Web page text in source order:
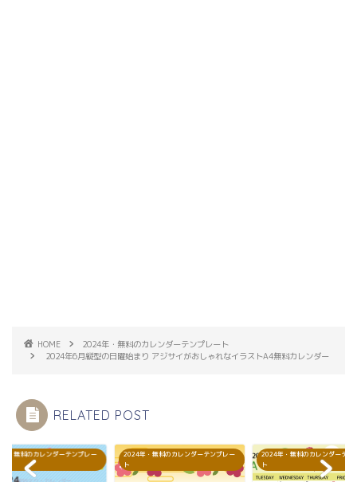
HOME
2024年・無料のカレンダーテンプレート
2024年6月縦型の日曜始まり アジサイがおしゃれなイラストA4無料カレンダー
RELATED POST
・無料のカレンダーテンプレー
2024年・無料のカレンダーテンプレー
ト
2024年・無料のカレンダーテン
ト